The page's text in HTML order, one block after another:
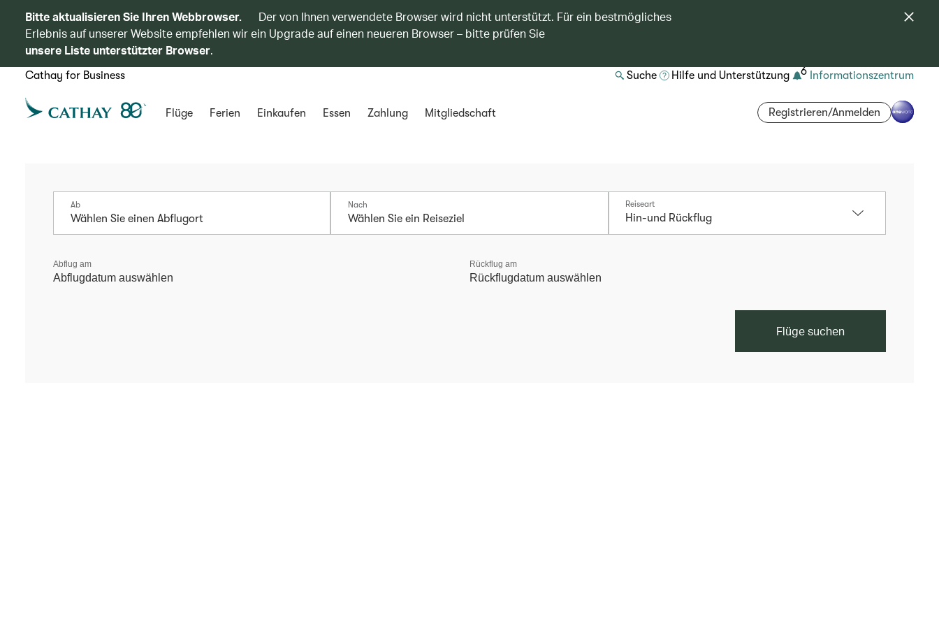
Bitte aktualisieren Sie Ihren Webbrowser.
Der von Ihnen verwendete Browser wird nicht unterstützt. Für ein bestmögliches
Erlebnis auf unserer Website empfehlen wir ein Upgrade auf einen neueren Browser – bitte prüfen Sie
unsere Liste unterstützter Browser.
Cathay for Business Suche Hilfe und Unterstützung 6 Informationszentrum
Flüge Ferien Einkaufen Essen Zahlung Mitgliedschaft Registrieren/Anmelden
Ab Nach Reiseart
Hin-und Rückflug
Abflug am
Abflugdatum auswählen
Rückflug am
Rückflugdatum auswählen
Flüge suchen